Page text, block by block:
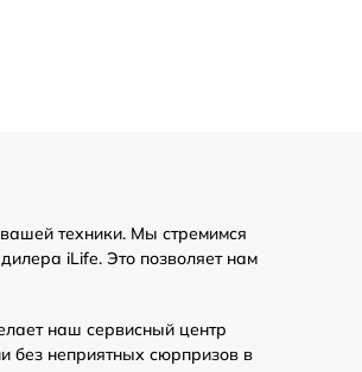
техники. Мы стремимся
iLife. Это позволяет нам
наш сервисный центр
без неприятных сюрпризов в